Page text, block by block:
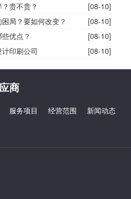
贵不贵？
[08-10]
局？要如何改变？
[08-10]
优点？
[08-10]
印刷公司
[08-10]
商
服务项目 经营范围
新闻动态